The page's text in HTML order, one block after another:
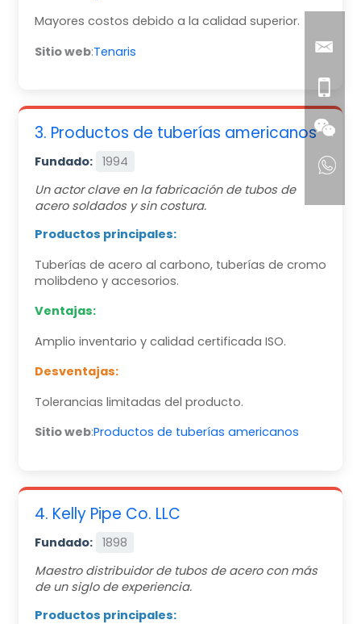
Mayores costos debido a la calidad superior.
Sitio web:Tenaris
3. Productos de tuberías americanos
Fundado:
1994
Un actor clave en la fabricación de tubos de
acero soldados y sin costura.
Productos principales:
Tuberías de acero al carbono, tuberías de cromo
molibdeno y accesorios.
Ventajas:
Amplio inventario y calidad certificada ISO.
Desventajas:
Tolerancias limitadas del producto.
Sitio web:Productos de tuberías americanos
4. Kelly Pipe Co. LLC
Fundado:
1898
Maestro distribuidor de tubos de acero con más
de un siglo de experiencia.
Productos principales: